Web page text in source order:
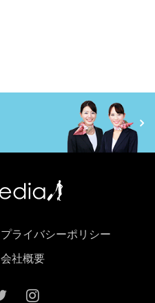
プライバシーポリシー
会社概要